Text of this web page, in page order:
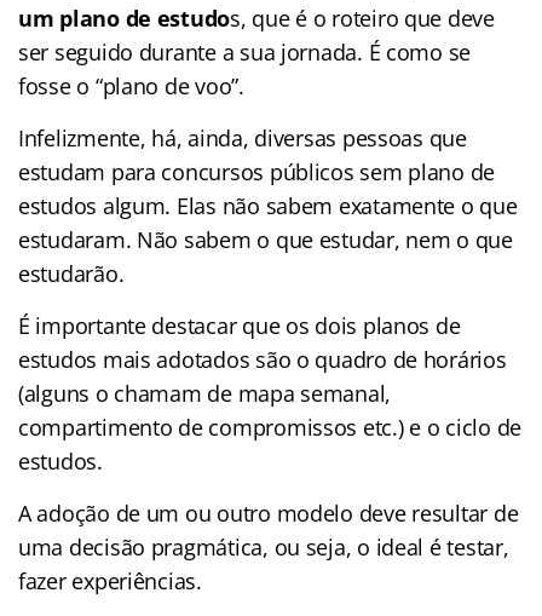
um plano de estudos, que é o roteiro que deve
ser seguido durante a sua jornada. É como se
fosse o “plano de voo”.
Infelizmente, há, ainda, diversas pessoas que
estudam para concursos públicos sem plano de
estudos algum. Elas não sabem exatamente o que
estudaram. Não sabem o que estudar, nem o que
estudarão.
É importante destacar que os dois planos de
estudos mais adotados são o quadro de horários
(alguns o chamam de mapa semanal,
compartimento de compromissos etc.) e o ciclo de
estudos.
A adoção de um ou outro modelo deve resultar de
uma decisão pragmática, ou seja, o ideal é testar,
fazer experiências.